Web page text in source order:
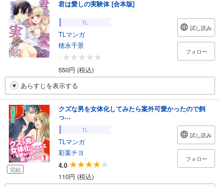
君は愛しの実験体 [合本版]
TL
TLマンガ
穂永千景
-
550円 (税込)
試し読み
フォロー
あらすじを表示する
完結
クズな男を女体化してみたら案外可愛かったので飼
っ...
TL
TLマンガ
彩葉チヨ
4.0
110円 (税込)
試し読み
フォロー